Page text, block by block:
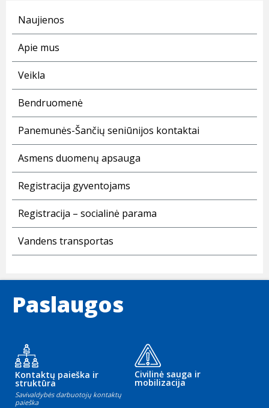
Naujienos
Apie mus
Veikla
Bendruomenė
Panemunės-Šančių seniūnijos kontaktai
Asmens duomenų apsauga
Registracija gyventojams
Registracija – socialinė parama
Vandens transportas
Paslaugos
Kontaktų paieška ir
struktūra
Savivaldybės darbuotojų kontaktų
paieška
Civilinė sauga ir
mobilizacija